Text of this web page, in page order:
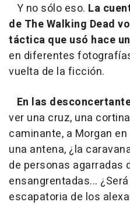
Y no sólo eso. La
de The Walking Dead
táctica que usó hace
en diferentes
vuelta de la ficción.
En las
ver una cruz, una
caminante, a Morgan
una antena, ¿la
de personas agarradas
ensangrentadas...
escapatoria de los